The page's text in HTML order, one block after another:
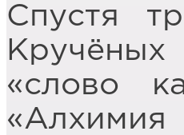
Спустя
«слово